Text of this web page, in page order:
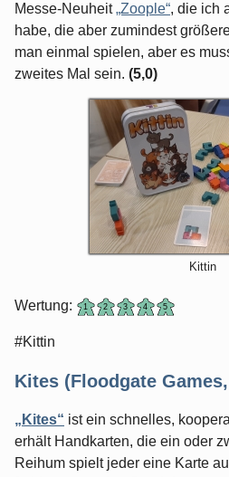
Messe-Neuheit„Zoople“, die ich
habe, die aber zumindest
man einmal spielen, aber es
zweites Mal sein. (5,0)
Kittin
Wertung:
#Kittin
Kites (Floodgate
„Kites“ ist ein schnelles,
erhält Handkarten, die ein oder
Reihum spielt jeder eine Karte